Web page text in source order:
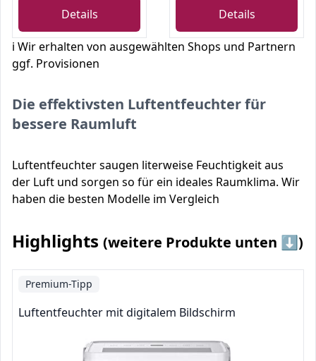
Details Details
ℹ️ Wir erhalten von ausgewählten Shops und Partnern
ggf. Provisionen
Die effektivsten Luftentfeuchter für
bessere Raumluft
Luftentfeuchter saugen literweise Feuchtigkeit aus
der Luft und sorgen so für ein ideales Raumklima. Wir
haben die besten Modelle im Vergleich
Highlights (weitere Produkte unten ⬇️)
Premium-Tipp
Luftentfeuchter mit digitalem Bildschirm